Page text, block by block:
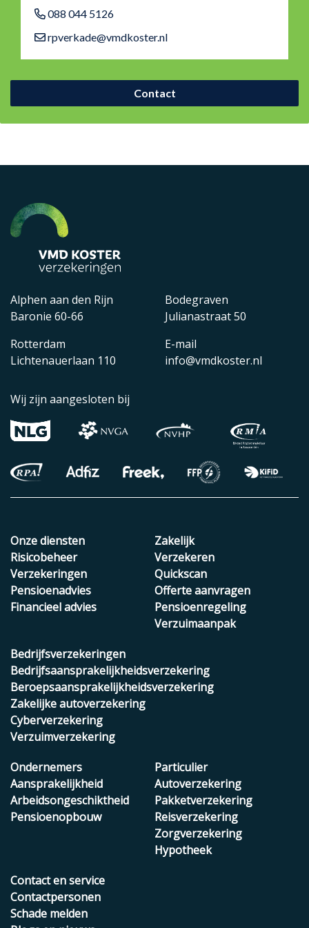
088 044 5126
rpverkade@vmdkoster.nl
Contact
Alphen aan den Rijn
Baronie 60-66
Rotterdam
Lichtenauerlaan 110
Bodegraven
Julianastraat 50
E-mail
info@vmdkoster.nl
Wij zijn aangesloten bij
Onze diensten
Risicobeheer
Verzekeringen
Pensioenadvies
Financieel advies
Zakelijk
Verzekeren
Quickscan
Offerte aanvragen
Pensioenregeling
Verzuimaanpak
Bedrijfsverzekeringen
Bedrijfsaansprakelijkheidsverzekering
Beroepsaansprakelijkheidsverzekering
Zakelijke autoverzekering
Cyberverzekering
Verzuimverzekering
Ondernemers
Aansprakelijkheid
Arbeidsongeschiktheid
Pensioenopbouw
Particulier
Autoverzekering
Pakketverzekering
Reisverzekering
Zorgverzekering
Hypotheek
Contact en service
Contactpersonen
Schade melden